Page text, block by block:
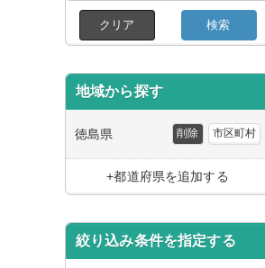
クリア 検索
地域から探す
徳島県 削除 市区町村
+都道府県を追加する
絞り込み条件を指定する